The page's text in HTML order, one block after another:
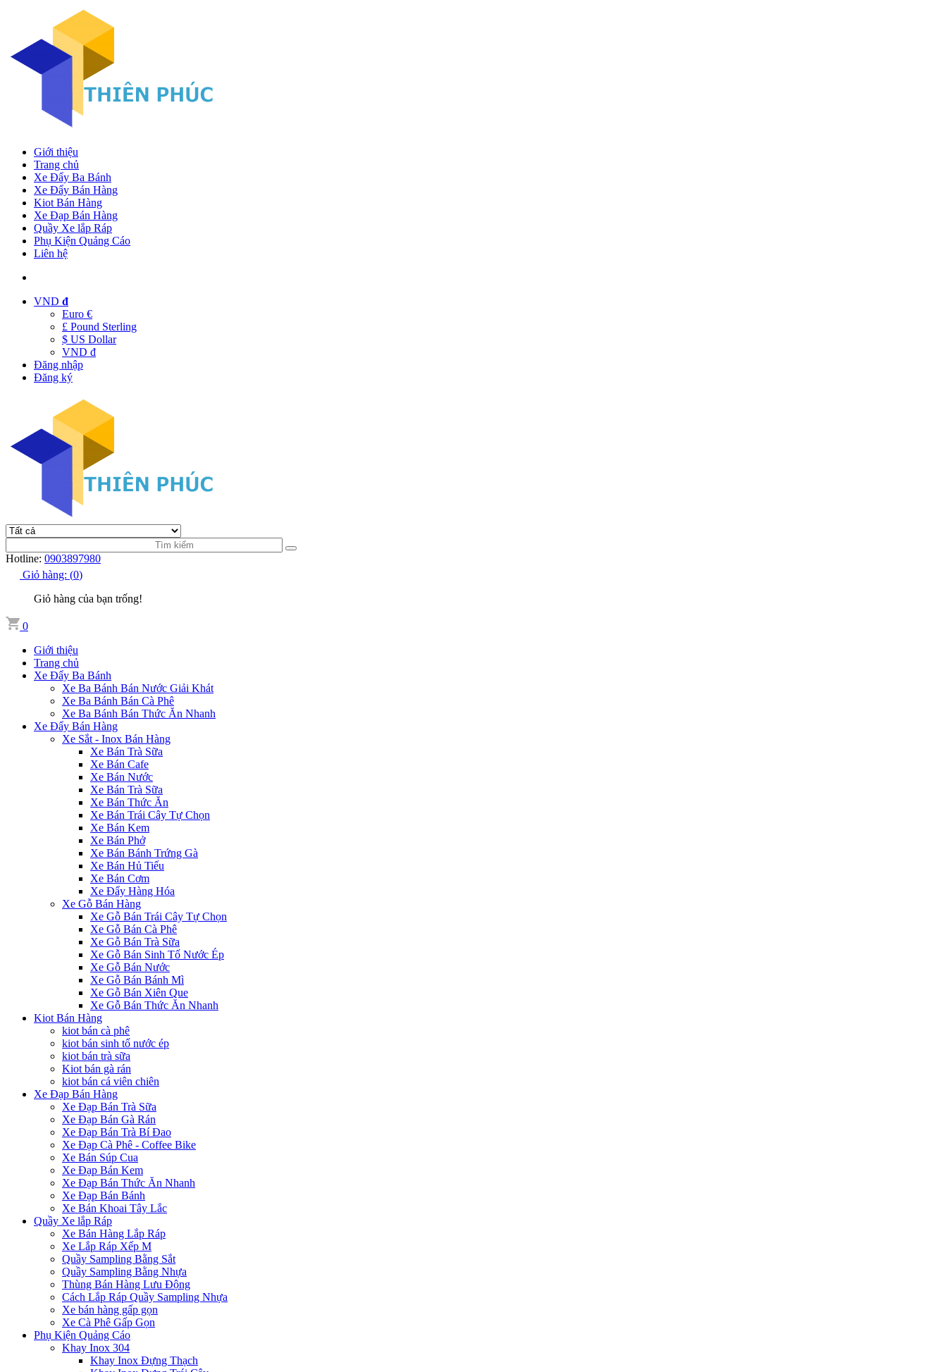
Giới thiệu
Trang chủ
Xe Đẩy Ba Bánh
Xe Đẩy Bán Hàng
Kiot Bán Hàng
Xe Đạp Bán Hàng
Quầy Xe lắp Ráp
Phụ Kiện Quảng Cáo
Liên hệ
VND đ
Euro €
£ Pound Sterling
$ US Dollar
VND đ
Đăng nhập
Đăng ký
Hotline: 0903897980
Giỏ hàng: (0)
Giỏ hàng của bạn trống!
0
Giới thiệu
Trang chủ
Xe Đẩy Ba Bánh
Xe Ba Bánh Bán Nước Giải Khát
Xe Ba Bánh Bán Cà Phê
Xe Ba Bánh Bán Thức Ăn Nhanh
Xe Đẩy Bán Hàng
Xe Sắt - Inox Bán Hàng
Xe Bán Trà Sữa
Xe Bán Cafe
Xe Bán Nước
Xe Bán Trà Sữa
Xe Bán Thức Ăn
Xe Bán Trái Cây Tự Chọn
Xe Bán Kem
Xe Bán Phở
Xe Bán Bánh Trứng Gà
Xe Bán Hủ Tiếu
Xe Bán Cơm
Xe Đẩy Hàng Hóa
Xe Gỗ Bán Hàng
Xe Gỗ Bán Trái Cây Tự Chọn
Xe Gỗ Bán Cà Phê
Xe Gỗ Bán Trà Sữa
Xe Gỗ Bán Sinh Tố Nước Ép
Xe Gỗ Bán Nước
Xe Gỗ Bán Bánh Mì
Xe Gỗ Bán Xiên Que
Xe Gỗ Bán Thức Ăn Nhanh
Kiot Bán Hàng
kiot bán cà phê
kiot bán sinh tố nước ép
kiot bán trà sữa
Kiot bán gà rán
kiot bán cá viên chiên
Xe Đạp Bán Hàng
Xe Đạp Bán Trà Sữa
Xe Đạp Bán Gà Rán
Xe Đạp Bán Trà Bí Đao
Xe Đạp Cà Phê - Coffee Bike
Xe Bán Súp Cua
Xe Đạp Bán Kem
Xe Đạp Bán Thức Ăn Nhanh
Xe Đạp Bán Bánh
Xe Bán Khoai Tây Lắc
Quầy Xe lắp Ráp
Xe Bán Hàng Lắp Ráp
Xe Lắp Ráp Xếp M
Quầy Sampling Bằng Sắt
Quầy Sampling Bằng Nhựa
Thùng Bán Hàng Lưu Động
Cách Lắp Ráp Quầy Sampling Nhựa
Xe bán hàng gấp gọn
Xe Cà Phê Gấp Gọn
Phụ Kiện Quảng Cáo
Khay Inox 304
Khay Inox Đựng Thạch